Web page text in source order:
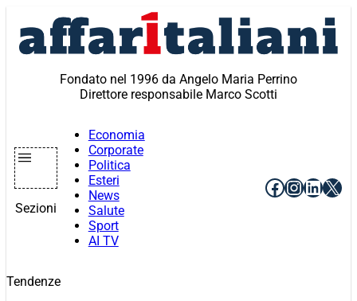
contenuto
Fondato nel 1996 da Angelo Maria Perrino
Direttore responsabile Marco Scotti
Sezioni
Economia
Corporate
Politica
Esteri
News
Salute
Sport
AI TV
Facebook
X
Tendenze